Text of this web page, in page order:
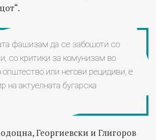
фашизам да се забошоти со
со критики за комунизам во
општество или негови рецидиви, е
на актуелната бугарска
Георгиевски и Глигоров